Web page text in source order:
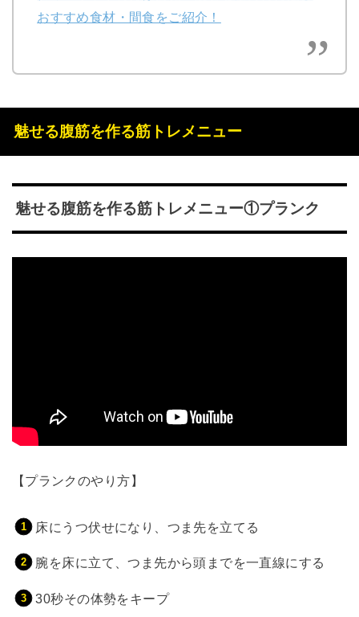
おすすめ食材・間食をご紹介！
魅せる腹筋を作る筋トレメニュー
魅せる腹筋を作る筋トレメニュー①プランク
【プランクのやり方】
床にうつ伏せになり、つま先を立てる
腕を床に立て、つま先から頭までを一直線にする
30秒その体勢をキープ